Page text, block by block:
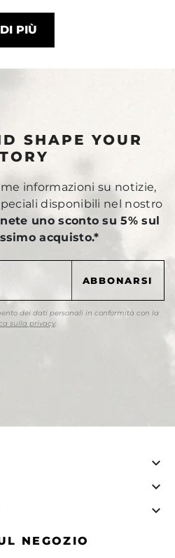
DI PIÙ
SHAPE YOUR
informazioni su notizie,
disponibili nel nostro
uno sconto su 5% sul
acquisto.*
dei dati personali in conformità con la
sulla privacy.



NEGOZIO